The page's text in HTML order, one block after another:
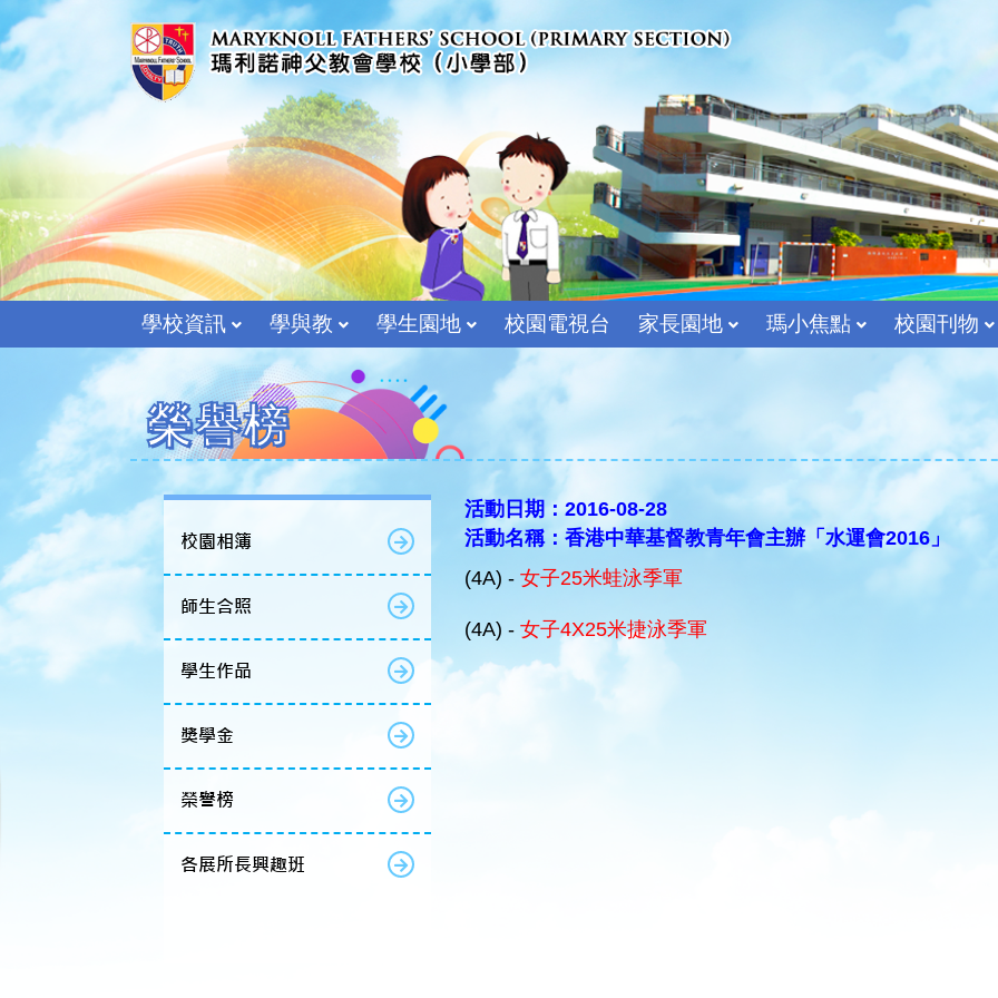
學校資訊 學與教 學生園地 校園電視台 家長園地 瑪小焦點 校園刊物
榮譽榜
校園相簿
師生合照
學生作品
獎學金
榮譽榜
各展所長興趣班
活動日期：2016-08-28
活動名稱：香港中華基督教青年會主辦「水運會2016」
(4A) - 女子25米蛙泳季軍
(4A) - 女子4X25米捷泳季軍